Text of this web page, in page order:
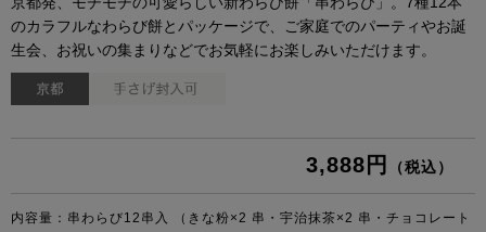
のカラフルなわらび餅とパッケージで、ご家庭でのパーティやお誕
生会、お祝いの集まりなどでお気軽にお楽しみいただけます。
3,888円 （税込）
内容量：串わらび12串入 （きな粉×2 串・宇治抹茶×2 串・チョコレート